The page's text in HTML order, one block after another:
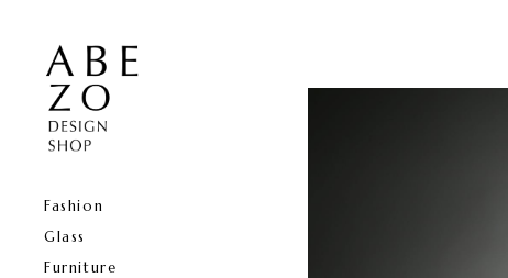
Fashion
Glass
Furniture